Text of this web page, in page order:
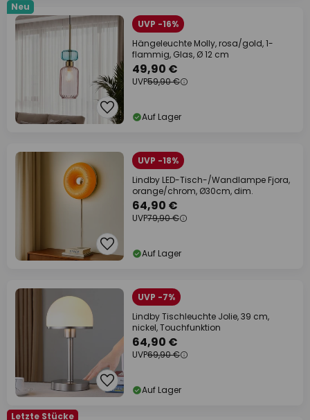
Neu
UVP -16%
Hängeleuchte Molly, rosa/gold, 1-
flammig, Glas, Ø 12 cm
49,90 €
UVP59,90 €
Auf Lager
UVP -18%
Lindby LED-Tisch-/Wandlampe Fjora,
orange/chrom, Ø30cm, dim.
64,90 €
UVP79,90 €
Auf Lager
UVP -7%
Lindby Tischleuchte Jolie, 39 cm,
nickel, Touchfunktion
64,90 €
UVP69,90 €
Auf Lager
Letzte Stücke